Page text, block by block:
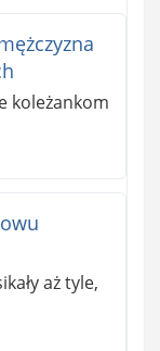
koleżankom
aż tyle,